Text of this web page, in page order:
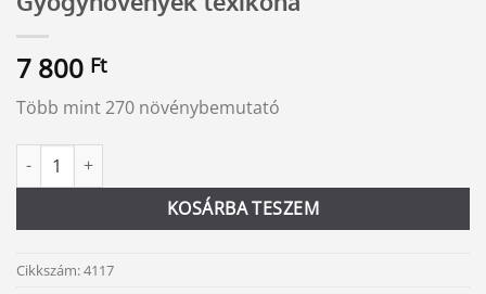
7 800 Ft
Több mint 270 növénybemutató
Gyógynövények lexikona mennyiség
KOSÁRBA TESZEM
Alternative:
Cikkszám:4117